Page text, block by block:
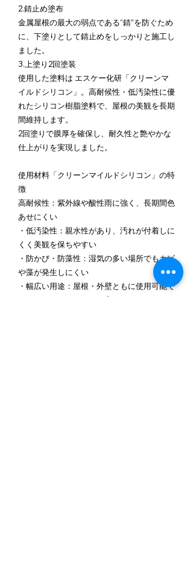
2.錆止め塗布
金属屋根の最大の弱点である“錆”を防ぐため
に、下塗りとして錆止めをしっかりと施工し
ました。
3.上塗り2回塗装
使用した塗料は エスケー化研「クリーンマ
イルドシリコン」。高耐候性・低汚染性に優
れたシリコン樹脂塗料で、屋根の美観を長期
間維持します。
2回塗りで膜厚を確保し、耐久性と艶やかな
仕上がりを実現しました。
使用材料「クリーンマイルドシリコン」の特
徴
高耐候性：紫外線や酸性雨に強く、長期間色
あせにくい
・低汚染性：親水性があり、汚れが付着しに
くく美観を保ちやすい
・防かび・防藻性：湿気の多い場所でもカビ
や藻が発生しにくい
・幅広い用途：屋根・外壁ともに使用可能で
コストパフォーマンスが高い